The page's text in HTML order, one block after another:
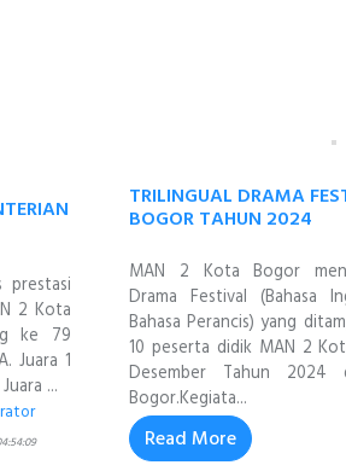
prestasi
2 Kota
ke 79
Juara 1
...
TRILINGUAL DRAMA
BOGOR TAHUN 2024
MAN 2 Kota Bogor
Drama Festival (Bahasa
Bahasa Perancis) yang
10 peserta didik MAN 2
Desember Tahun
Bogor.Kegiata...
Read More